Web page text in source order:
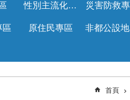
性別主流化專區 災害防救
區 原住民專區
首頁